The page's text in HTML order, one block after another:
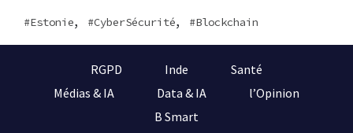
Estonie, CyberSécurité, Blockchain
RGPD Inde
Santé
Médias & IA
Data & IA
l’Opinion
B Smart